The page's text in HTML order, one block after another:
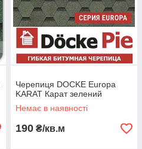
Черепиця DOCKE Europa
KARAT Карат зелений
Немає в наявності
190 ₴/кв.м